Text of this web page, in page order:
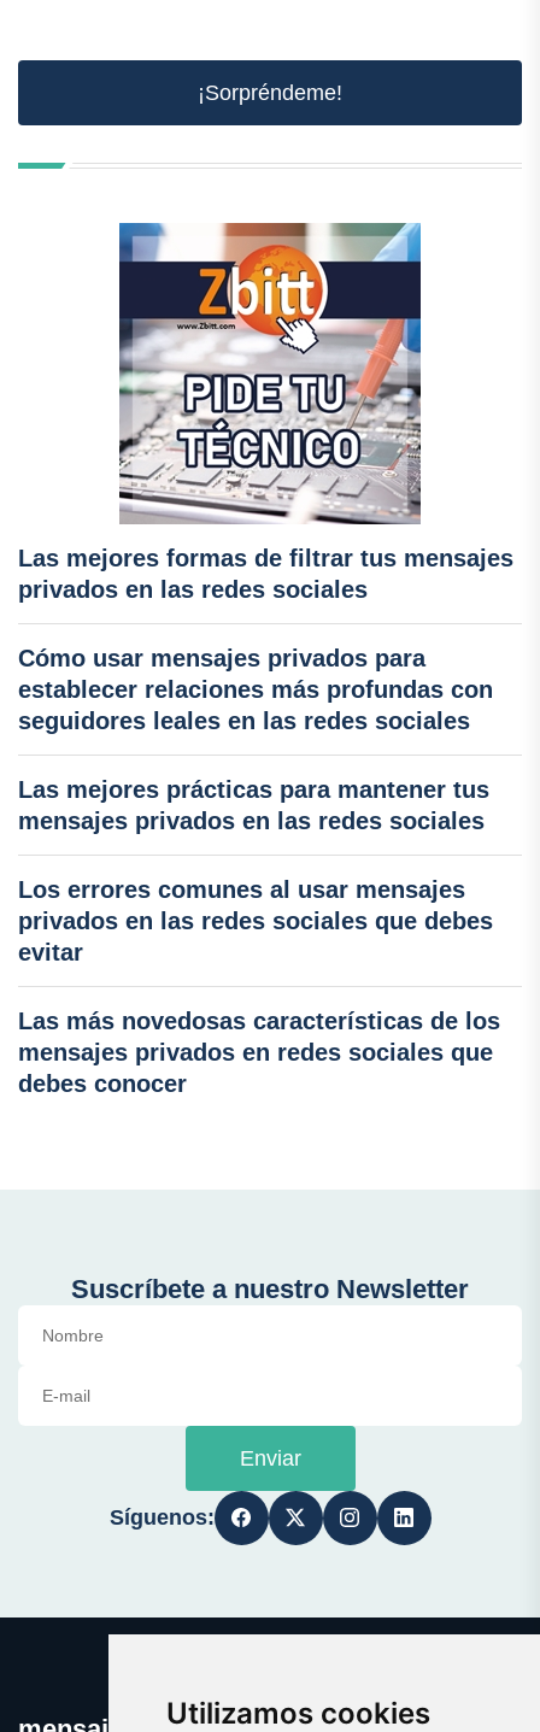
Utilizamos cookies
¡Sorpréndeme!
Las mejores formas de filtrar tus mensajes
privados en las redes sociales
Cómo usar mensajes privados para
establecer relaciones más profundas con
seguidores leales en las redes sociales
Las mejores prácticas para mantener tus
mensajes privados en las redes sociales
Los errores comunes al usar mensajes
privados en las redes sociales que debes
evitar
Las más novedosas características de los
mensajes privados en redes sociales que
debes conocer
Suscríbete a nuestro Newsletter
Enviar
Síguenos: